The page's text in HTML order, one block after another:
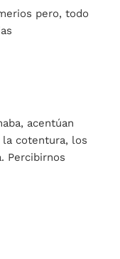
pero, todo
acentúan
cotentura, los
Percibirnos